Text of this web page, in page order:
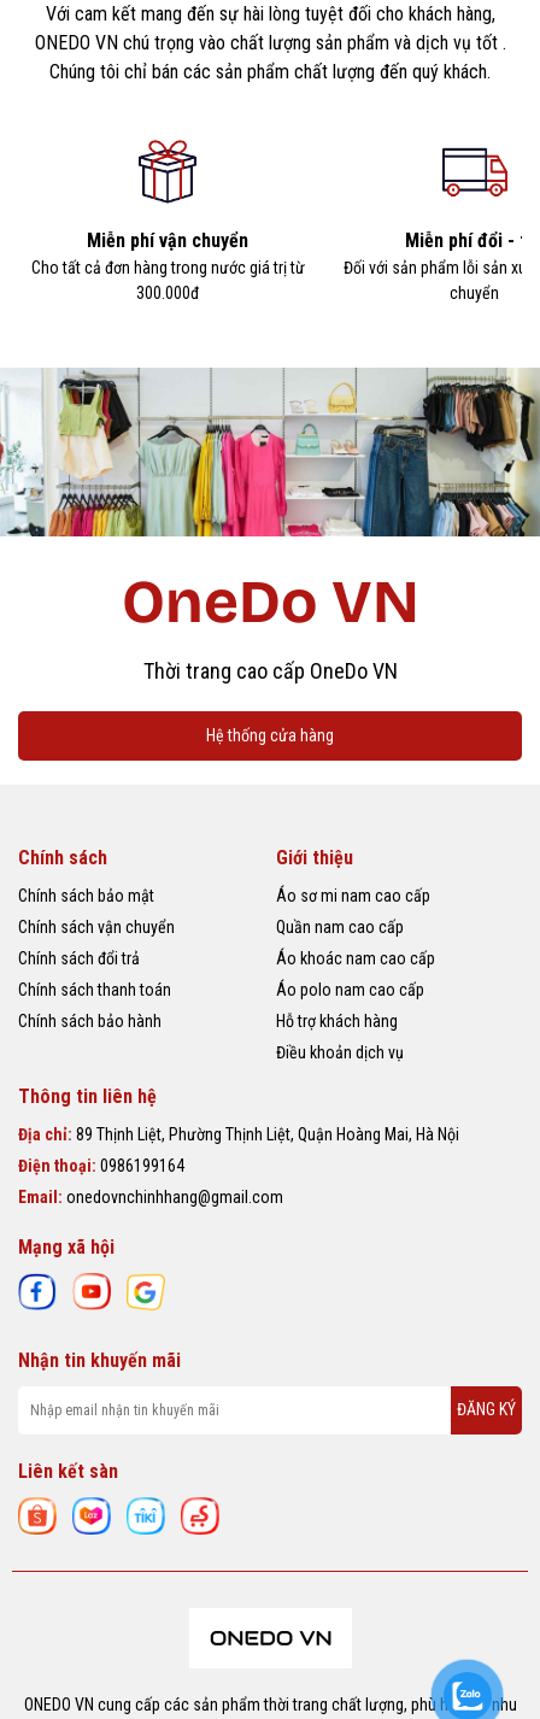
Với cam kết mang đến sự hài lòng tuyệt đối cho khách hàng,
ONEDO VN chú trọng vào chất lượng sản phẩm và dịch vụ tốt .
Chúng tôi chỉ bán các sản phẩm chất lượng đến quý khách.
Miễn phí vận chuyển
Cho tất cả đơn hàng trong nước giá trị từ
300.000đ
Miễn phí đổi -
Đối với sản phẩm lỗi sản
chuyển
OneDo VN
Thời trang cao cấp OneDo VN
Hệ thống cửa hàng
Chính sách
Chính sách bảo mật
Chính sách vận chuyển
Chính sách đổi trả
Chính sách thanh toán
Chính sách bảo hành
Giới thiệu
Áo sơ mi nam cao cấp
Quần nam cao cấp
Áo khoác nam cao cấp
Áo polo nam cao cấp
Hỗ trợ khách hàng
Điều khoản dịch vụ
Thông tin liên hệ
Địa chỉ: 89 Thịnh Liệt, Phường Thịnh Liệt, Quận Hoàng Mai, Hà Nội
Điện thoại: 0986199164
Email: onedovnchinhhang@gmail.com
Mạng xã hội
Nhận tin khuyến mãi
ĐĂNG KÝ
Liên kết sàn
ONEDO VN cung cấp các sản phẩm thời trang chất lượng, phù hợp với nhu